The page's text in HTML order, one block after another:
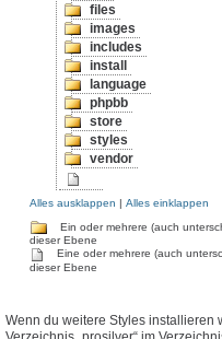
files
images
includes
install
language
phpbb
store
styles
vendor
Alles ausklappen | Alles einklappen
Ein oder mehrere (auch
dieser Ebene
Eine oder mehrere (auch
dieser Ebene
Wenn du weitere Styles installieren